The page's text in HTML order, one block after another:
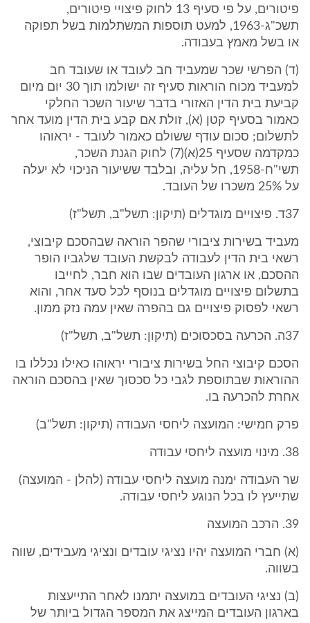
פיטורים, על פי סעיף 13 לחוק פיצויי פיטורים,
תשכ"ג-1963, למעט תוספות המשתלמות בשל תפוקה
או בשל מאמץ בעבודה.
(ד) הפרשי שכר שמעביד חב לעובד או שעובד חב
למעביד מכוח הוראות סעיף זה ישולמו תוך 30 יום מיום
קביעת בית הדין האזורי בדבר שיעור השכר החלקי
כאמור בסעיף קטן (א), זולת אם קבע בית הדין מועד אחר
לתשלום; סכום עודף ששולם כאמור לעובד - יראוהו
כמקדמה שסעיף 25(א)(7) לחוק הגנת השכר,
תשי"ח-1958, חל עליה, ובלבד ששיעור הניכוי לא יעלה
על 25% משכרו של העובד.
37ד. פיצויים מוגדלים (תיקון: תשל"ב, תשל"ז)
מעביד בשירות ציבורי שהפר הוראה שבהסכם קיבוצי,
רשאי בית הדין לעבודה לבקשת העובד שלגביו הופר
ההסכם, או ארגון העובדים שבו הוא חבר, לחייבו
בתשלום פיצויים מוגדלים בנוסף לכל סעד אחר, והוא
רשאי לפסוק פיצויים גם בהפרה שאין עמה נזק ממון.
37ה. הכרעה בסכסוכים (תיקון: תשל"ב, תשל"ז)
הסכם קיבוצי החל בשירות ציבורי יראוהו כאילו נכללו בו
ההוראות שבתוספת לגבי כל סכסוך שאין בהסכם הוראה
אחרת להכרעה בו.
פרק חמישי: המועצה ליחסי העבודה (תיקון: תשל"ב)
38. מינוי מועצה ליחסי עבודה
שר העבודה ימנה מועצה ליחסי עבודה (להלן - המועצה)
שתייעץ לו בכל הנוגע ליחסי עבודה.
39. הרכב המועצה
(א) חברי המועצה יהיו נציגי עובדים ונציגי מעבידים, שווה
בשווה.
(ב) נציגי העובדים במועצה יתמנו לאחר התייעצות
בארגון העובדים המייצג את המספר הגדול ביותר של